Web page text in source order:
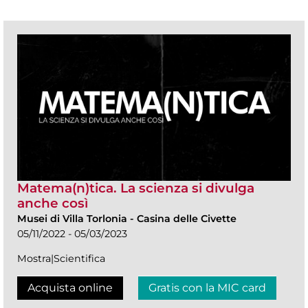
Matema(n)tica. La scienza si divulga
anche così
Musei di Villa Torlonia - Casina delle Civette
05/11/2022 - 05/03/2023
Mostra|Scientifica
Acquista online Gratis con la MIC card